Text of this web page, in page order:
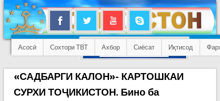
Асосӣ Сохтори ТВТ Ахбор Сиёсат Иқтисод
«САДБАРГИ КАЛОН»- КАРТОШКАИ
СУРХИ ТОҶИКИСТОН. Бино ба